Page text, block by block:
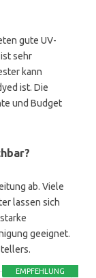
gute UV-
sehr
kann
ist. Die
und Budget
ab. Viele
lassen sich
geeignet.
EMPFEHLUNG